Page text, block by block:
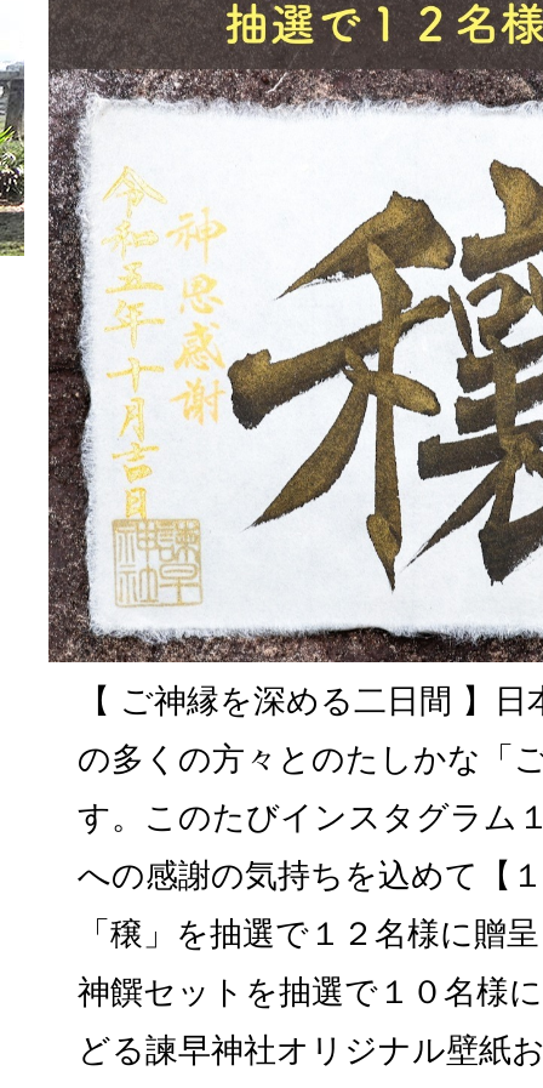
【 ご神縁を深める二日間 】
の多くの方々とのたしかな「
す。このたびインスタグラム
への感謝の気持ちを込めて【
「穣」を抽選で１２名様に贈
神饌セットを抽選で１０名様
どる諫早神社オリジナル壁紙